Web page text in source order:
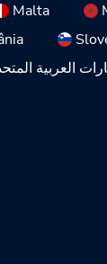
Malta
العربية